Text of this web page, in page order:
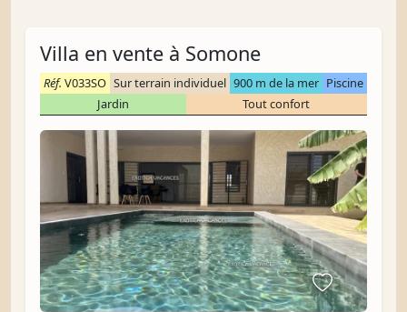
Villa en vente à Somone
Réf. V033SO Sur terrain individuel 900 m de la mer Piscine
Jardin
Tout confort